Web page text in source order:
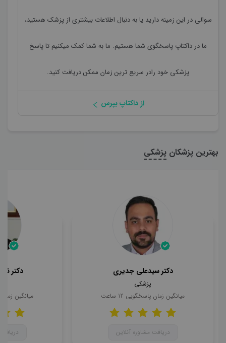
سوالی در این زمینه دارید یا به دنبال اطلاعات بیشتری از پزشک هستید،
ما در داکتاپ پاسخگوی شما هستیم. ما به شما کمک میکنیم تا پاسخ
پزشکی خود رادر سریع ترین زمان ممکن دریافت کنید.
از داکتاپ بپرس
بهترین پزشکان پزشکی
دکتر سیدعلی جدیری
پزشکی
میانگین زمان پاسخگویی 12 ساعت
دریافت مشاوره آنلاین
دکتر
میانگین